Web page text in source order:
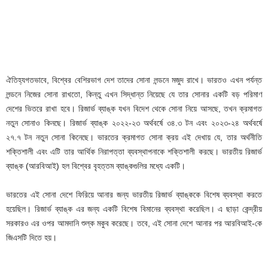
ঐতিহ্যগতভাবে, বিশ্বের বেশিরভাগ দেশ তাদের সোনা লন্ডনে মজুদ রাখে। ভারতও এখন পর্যন্ত
লন্ডনে নিজের সোনা রাখতো, কিন্তু এখন সিদ্ধান্ত নিয়েছে যে তার সোনার একটি বড় পরিমাণ
দেশের ভিতরে রাখা হবে। রিজার্ভ ব্যাঙ্ক যখন বিদেশ থেকে সোনা নিয়ে আসছে, তখন ক্রমাগত
নতুন সোনাও কিনছে। রিজার্ভ ব্যাঙ্ক ২০২২-২৩ অর্থবর্ষে ৩৪.৩ টন এবং ২০২৩-২৪ অর্থবর্ষে
২৭.৭ টন নতুন সোনা কিনেছে। ভারতের ক্রমাগত সোনা ক্রয় এই দেখায় যে, তার অর্থনীতি
শক্তিশালী এবং এটি তার আর্থিক নিরাপত্তা ব্যবস্থাপনাকে শক্তিশালী করছে। ভারতীয় রিজার্ভ
ব্যাঙ্ক (আরবিআই) হল বিশ্বের বৃহত্তম ব্যাঙ্কগুলির মধ্যে একটি।
ভারতের এই সোনা দেশে ফিরিয়ে আনার জন্য ভারতীয় রিজার্ভ ব্যাঙ্ককে বিশেষ ব্যবস্থা করতে
হয়েছিল। রিজার্ভ ব্যাঙ্ক এর জন্য একটি বিশেষ বিমানের ব্যবস্থা করেছিল। এ ছাড়া কেন্দ্রীয়
সরকারও এর ওপর আমদানি শুল্ক মকুব করেছে। তবে, এই সোনা দেশে আনার পর আরবিআই-কে
জিএসটি দিতে হয়।